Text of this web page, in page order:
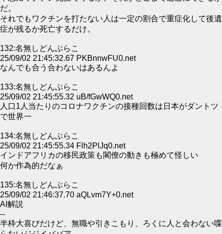
だ。
それでもワクチンを打たない人は一定の割合で重症化して後遺
症が残るか死亡するだけ。
132:名無しどんぶらこ
25/09/02 21:45:32.67 PKBnnwFU0.net
なんでも合う合わないはあるんよ
133:名無しどんぶらこ
25/09/02 21:45:55.32 uB/fGwWQ0.net
人口1人当たりのコロナワクチンの接種回数は日本がダントツ
で世界一
134:名無しどんぶらこ
25/09/02 21:45:55.34 Flh2PlJq0.net
インドアフリカの移民政策も閣僚の動きも極めて怪しい
何か作為的だなぁ
135:名無しどんぶらこ
25/09/02 21:46:37.70 aQLvm7Y+0.net
AI解説
--
半枠大喜びだけど、無職や引きこもり、ろくに人と会わない喋